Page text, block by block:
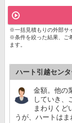
※一括見積もりの外部サ
※条件を絞った結果、ご
ます。
ハート引越セン
金額。他の
していき、
まわりくど
うが、ハートはま